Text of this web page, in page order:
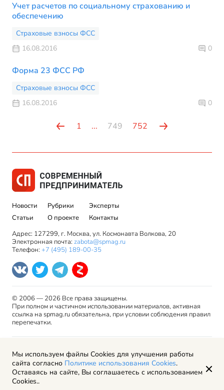
Учет расчетов по социальному страхованию и
обеспечению
Страховые взносы ФСС
16.08.2016
0
Форма 23 ФСС РФ
Страховые взносы ФСС
16.08.2016
0
1 ... 749 752
Новости
Статьи
Рубрики
О проекте
Эксперты
Контакты
Адрес: 127299, г. Москва, ул. Космонавта Волкова, 20
Электронная почта: zabota@spmag.ru
Телефон: +7 (495) 189-00-35
© 2006 — 2026 Все права защищены.
При полном и частичном использовании материалов, активная
ссылка на spmag.ru обязательна, при условии соблюдения правил
перепечатки.
Правила использования материалов сайта и авторские
права
Пользовательское соглашение
Политика обработки персональных данных
Рекламодателям
Мы используем файлы Cookies для улучшения работы
сайта согласно Политике использования Cookies.
Оставаясь на сайте, Вы соглашаетесь с использованием
Cookies..